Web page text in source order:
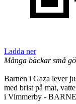
Ladda ner
Många bäckar små
Barnen i Gaza lever
med brist på mat,
i Vimmerby -